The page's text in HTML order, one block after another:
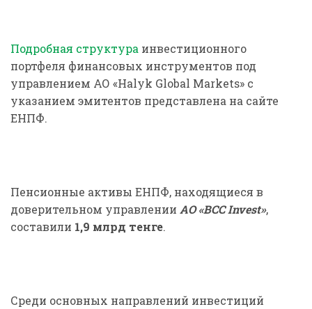
Подробная структура инвестиционного
портфеля финансовых инструментов под
управлением АО «Halyk Global Markets» с
указанием эмитентов представлена на сайте
ЕНПФ.
Пенсионные активы ЕНПФ, находящиеся в
доверительном управлении АО «BCC Invest»,
составили 1,9 млрд тенге.
Среди основных направлений инвестиций